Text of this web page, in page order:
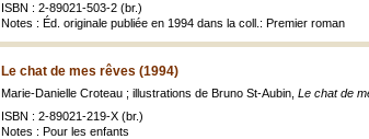
ISBN : 2-89021-503-2 (br.)
Notes : Éd. originale publiée en 1994 dans la coll.: Premier roman
Le chat de mes rêves (1994)
Marie-Danielle Croteau ; illustrations de Bruno St-Aubin, Le chat de
ISBN : 2-89021-219-X (br.)
Notes : Pour les enfants